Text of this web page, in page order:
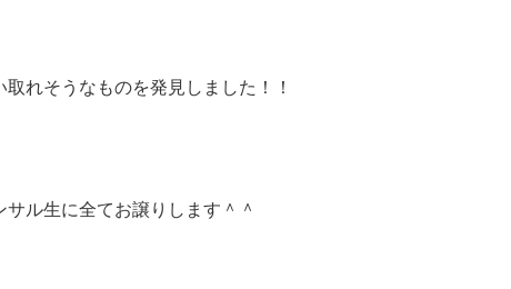
れそうなものを発見しました！！
ル生に全てお譲りします＾＾